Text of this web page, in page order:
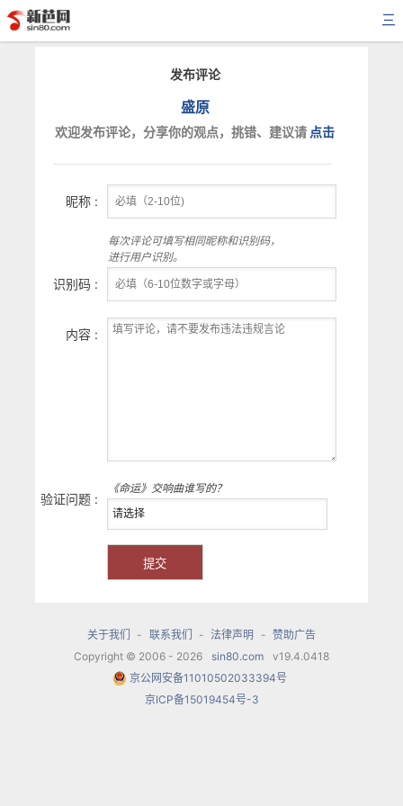
三
发布评论
盛原
欢迎发布评论，分享你的观点，挑错、建议请 点击
昵称 :
每次评论可填写相同昵称和识别码，
进行用户识别。
识别码 :
内容 :
验证问题 :
《命运》交响曲谁写的？
关于我们 - 联系我们 - 法律声明 - 赞助广告
Copyright © 2006 - 2026
sin80.com
v19.4.0418
京公网安备11010502033394号
京ICP备15019454号-3